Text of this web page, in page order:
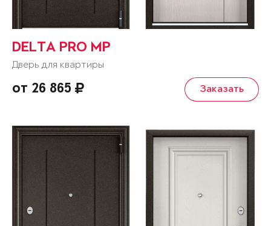
DELTA PRO MP
Дверь для квартиры
от 26 865 Заказать